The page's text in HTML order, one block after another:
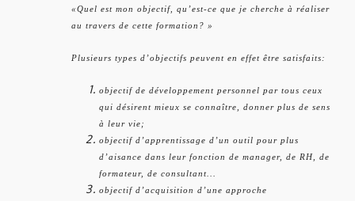
«Quel est mon objectif, qu’est-ce que je cherche à réaliser
au travers de cette formation? »
Plusieurs types d’objectifs peuvent en effet être satisfaits:
objectif de développement personnel par tous ceux
qui désirent mieux se connaître, donner plus de sens
à leur vie;
objectif d’apprentissage d’un outil pour plus
d’aisance dans leur fonction de manager, de RH, de
formateur, de consultant...
objectif d’acquisition d’une approche